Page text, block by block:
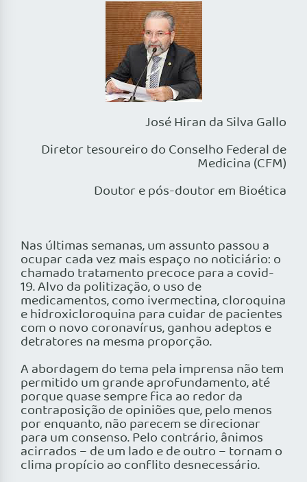
José Hiran da Silva Gallo
Diretor tesoureiro do Conselho Federal de
Medicina (CFM)
Doutor e pós-doutor em Bioética
Nas últimas semanas, um assunto passou a
ocupar cada vez mais espaço no noticiário: o
chamado tratamento precoce para a covid-
19. Alvo da politização, o uso de
medicamentos, como ivermectina, cloroquina
e hidroxicloroquina para cuidar de pacientes
com o novo coronavírus, ganhou adeptos e
detratores na mesma proporção.
A abordagem do tema pela imprensa não tem
permitido um grande aprofundamento, até
porque quase sempre fica ao redor da
contraposição de opiniões que, pelo menos
por enquanto, não parecem se direcionar
para um consenso. Pelo contrário, ânimos
acirrados – de um lado e de outro – tornam o
clima propício ao conflito desnecessário.